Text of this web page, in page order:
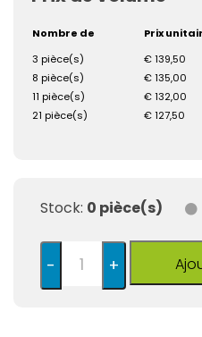
Nombre de Prix
3 pièce(s)
€ 139,50
8 pièce(s)
€ 135,00
11 pièce(s)
€ 132,00
21 pièce(s)
€ 127,50
Stock: 0 pièce(s)
- +